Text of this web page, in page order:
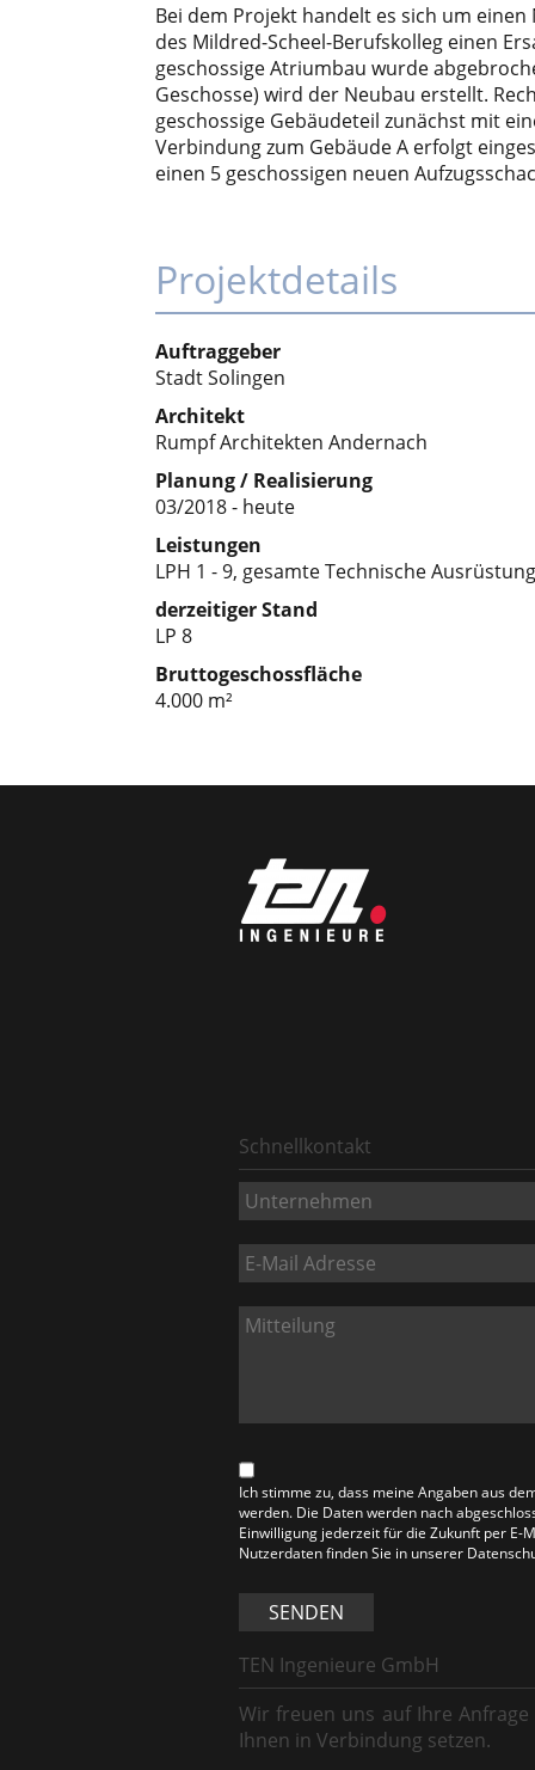
Bei dem Projekt handelt es sich um
des Mildred-Scheel-Berufskolleg einen
geschossige Atriumbau wurde
Geschosse) wird der Neubau erstellt.
geschossige Gebäudeteil zunächst mit
Verbindung zum Gebäude A erfolgt
einen 5 geschossigen neuen
Projektdetails
Auftraggeber
Stadt Solingen
Architekt
Rumpf Architekten Andernach
Planung / Realisierung
03/2018 - heute
Leistungen
LPH 1 - 9, gesamte Technische Ausrüstung
derzeitiger Stand
LP 8
Bruttogeschossfläche
4.000 m²
Schnellkontakt
Ich stimme zu, dass meine Angaben aus
werden. Die Daten werden nach
Einwilligung jederzeit für die Zukunft per
Nutzerdaten finden Sie in unserer
SENDEN
TEN Ingenieure GmbH
Wir freuen uns auf Ihre
Ihnen in Verbindung setzen.